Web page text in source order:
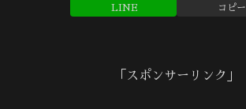
LINE コピー
「スポンサーリンク」